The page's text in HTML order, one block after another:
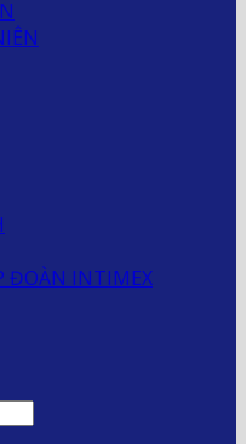
ĐOÀN INTIMEX